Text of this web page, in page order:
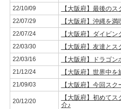
22/10/09 【大阪府】最後の
22/07/29 【大阪府】沖縄を
22/07/24 【大阪府】ダイビ
22/03/30 【大阪府】友達と
22/03/16 【大阪府】ドラゴ
21/12/24 【大阪府】世界中
21/09/03 【大阪府】今回ス
20/12/20
【大阪府】初めて
介♪